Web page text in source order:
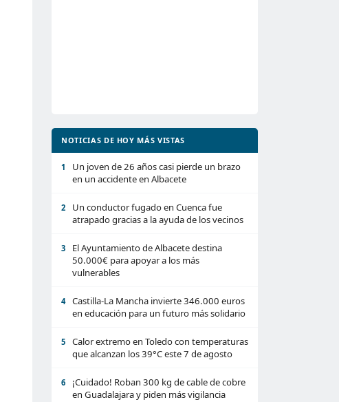
NOTICIAS DE HOY MÁS VISTAS
1
Un joven de 26 años casi pierde un brazo
en un accidente en Albacete
2
Un conductor fugado en Cuenca fue
atrapado gracias a la ayuda de los vecinos
3
El Ayuntamiento de Albacete destina
50.000€ para apoyar a los más
vulnerables
4
Castilla-La Mancha invierte 346.000 euros
en educación para un futuro más solidario
5
Calor extremo en Toledo con temperaturas
que alcanzan los 39°C este 7 de agosto
6
¡Cuidado! Roban 300 kg de cable de cobre
en Guadalajara y piden más vigilancia